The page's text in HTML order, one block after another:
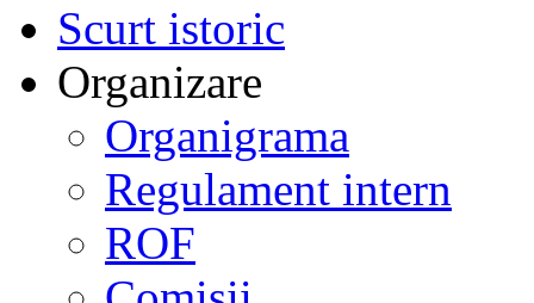
Scurt istoric
Organizare
Organigrama
Regulament intern
ROF